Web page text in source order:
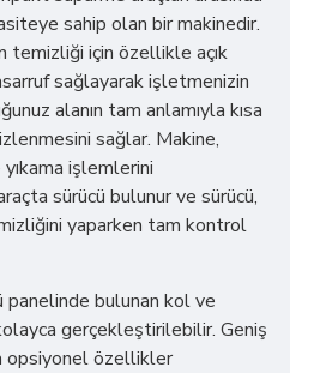
sahip olan bir makinedir.
temizliği için özellikle açık
sağlayarak işletmenizin
alanın tam anlamıyla kısa
sağlar. Makine,
işlemlerini
sürücü bulunur ve sürücü,
yaparken tam kontrol
bulunan kol ve
gerçekleştirilebilir. Geniş
opsiyonel özellikler